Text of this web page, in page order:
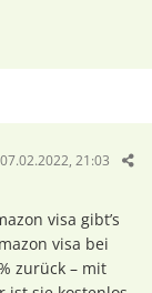
07.02.2022, 21:03
visa gibt’s
visa bei
zurück – mit